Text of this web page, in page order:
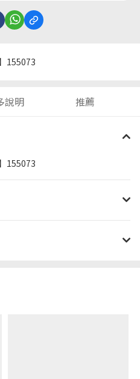
155073
說明 推薦
155073